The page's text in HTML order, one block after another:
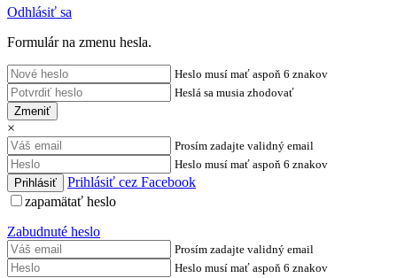
Odhlásiť sa
Formulár na zmenu hesla.
Heslo musí mať aspoň 6 znakov
Heslá sa musia zhodovať
Zmeniť
×
Prosím zadajte validný email
Heslo musí mať aspoň 6 znakov
Prihlásiť cez Facebook
zapamätať heslo
Zabudnuté heslo
Prosím zadajte validný email
Heslo musí mať aspoň 6 znakov